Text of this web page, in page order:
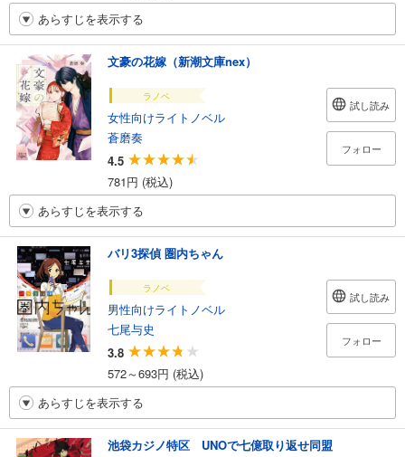
あらすじを表示する
文豪の花嫁（新潮文庫nex）
ラノベ
女性向けライトノベル
蒼磨奏
4.5
781円 (税込)
試し読み
フォロー
あらすじを表示する
バリ3探偵 圏内ちゃん
ラノベ
男性向けライトノベル
七尾与史
3.8
572～693円 (税込)
試し読み
フォロー
あらすじを表示する
池袋カジノ特区 UNOで七億取り返せ同盟